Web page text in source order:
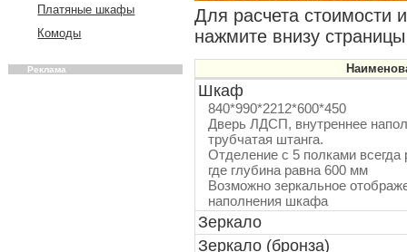
Для расчета стоимости
нажмите внизу
Шкаф
840*990*2212*600*450
Дверь ЛДСП, внутреннее
трубчатая штанга.
Отделение с 5 полками всегда
где глубина равна 600 мм
Возможно зеркальное
наполнения шкафа
Зеркало
Зеркало (бронза)
Платяные шкафы
Комоды
Реклама